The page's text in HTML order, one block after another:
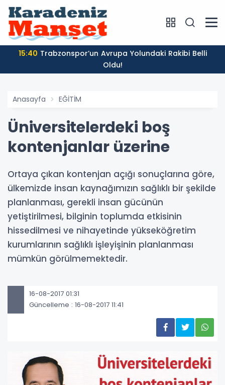
15:40
Oldu!
Anasayfa EĞİTİM
Üniversitelerdeki boş
kontenjanlar üzerine
Ortaya çıkan kontenjan açığı sonuçlarına göre,
ülkemizde insan kaynağımızın sağlıklı bir şekilde
planlanması, gerekli insan gücünün
yetiştirilmesi, bilginin toplumda etkisinin
hissedilmesi ve nihayetinde yükseköğretim
kurumlarının sağlıklı işleyişinin planlanması
mümkün görülmemektedir.
16-08-2017 01:31
Güncelleme : 16-08-2017 11:41